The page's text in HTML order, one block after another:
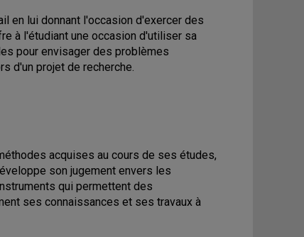
en lui donnant l'occasion d'exercer des
à l'étudiant une occasion d'utiliser sa
pour envisager des problèmes
d'un projet de recherche.
acquises au cours de ses études,
son jugement envers les
qui permettent des
ses connaissances et ses travaux à